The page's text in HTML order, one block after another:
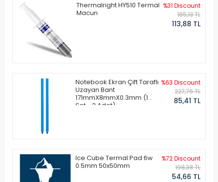
Thermalright HY510 Termal
Macun
%31 Discount
165,13 TL
113,88 TL
Notebook Ekran Çift Taraflı
Uzayan Bant
171mmX8mmX0.3mm (1
Set - 2 Adet)
%63 Discount
227,76 TL
85,41 TL
Ice Cube Termal Pad 6w
0.5mm 50x50mm
%72 Discount
198,38 TL
54,66 TL